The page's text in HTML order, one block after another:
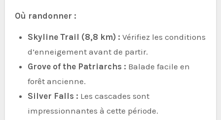
Où randonner :
Skyline Trail (8,8 km) : Vérifiez les conditions
d’enneigement avant de partir.
Grove of the Patriarchs : Balade facile en
forêt ancienne.
Silver Falls : Les cascades sont
impressionnantes à cette période.